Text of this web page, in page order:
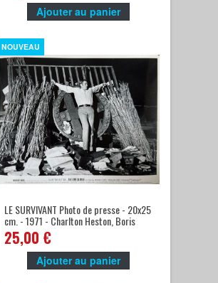
Ajouter au panier
NOUVEAU
LE SURVIVANT Photo de presse - 20x25
cm. - 1971 - Charlton Heston, Boris
Sagal
25,00 €
Ajouter au panier